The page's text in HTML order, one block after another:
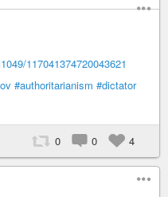
117041374720043621
#authoritarianism #dictator
0 0 4